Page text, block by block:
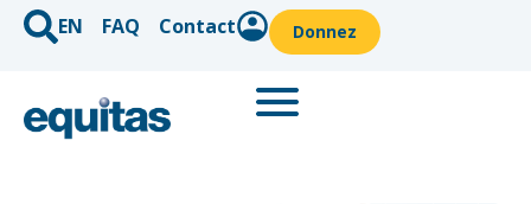
EN FAQ Contact Donnez